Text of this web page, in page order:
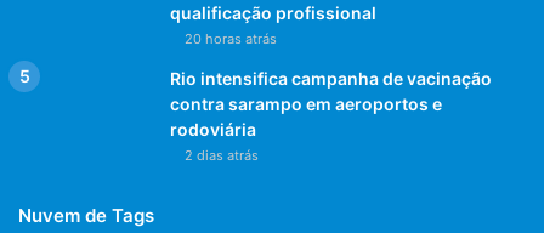
qualificação profissional
20 horas atrás
Rio intensifica campanha de vacinação
contra sarampo em aeroportos e
rodoviária
2 dias atrás
Nuvem de Tags